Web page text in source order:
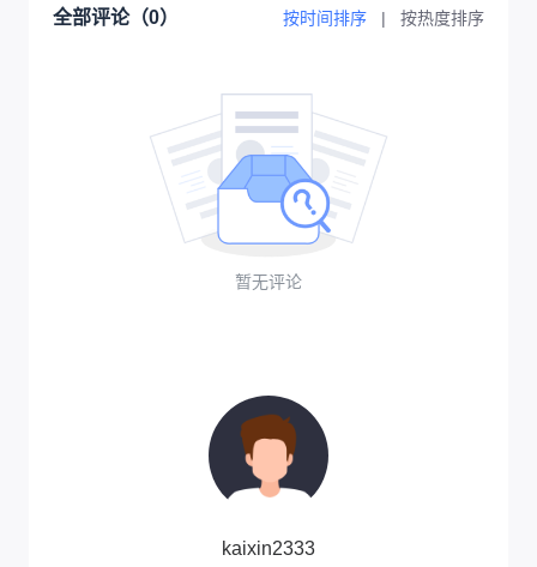
全部评论（0） 按时间排序 | 按热度排序
暂无评论
kaixin2333